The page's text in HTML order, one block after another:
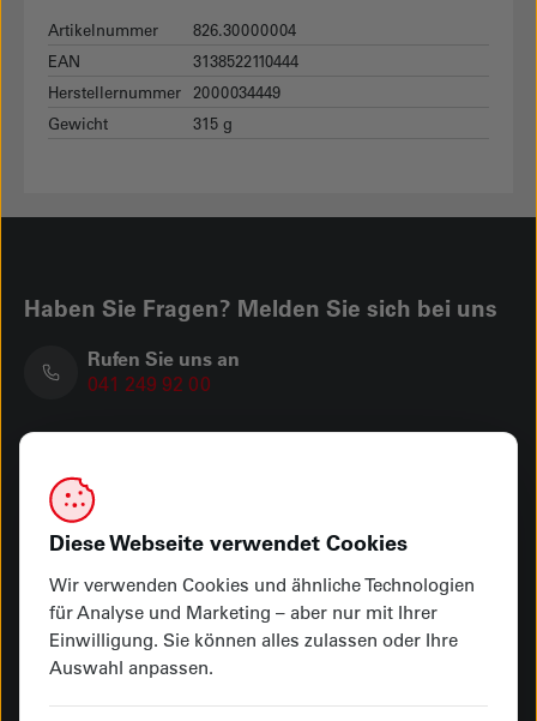
Artikelnummer
826.30000004
EAN
3138522110444
Herstellernummer
2000034449
Gewicht
315 g
Haben Sie Fragen? Melden Sie sich bei uns
Rufen Sie uns an
041 249 92 00
Showroom Seetalplatz
info@vonmoos-luzern.ch
Öffnungszeiten
Hauptgeschäft Kasernenplatz
Showroom Seetalplatz
Diese Webseite verwendet Cookies
Wir verwenden Cookies und ähnliche Technologien
für Analyse und Marketing – aber nur mit Ihrer
Einwilligung. Sie können alles zulassen oder Ihre
Auswahl anpassen.